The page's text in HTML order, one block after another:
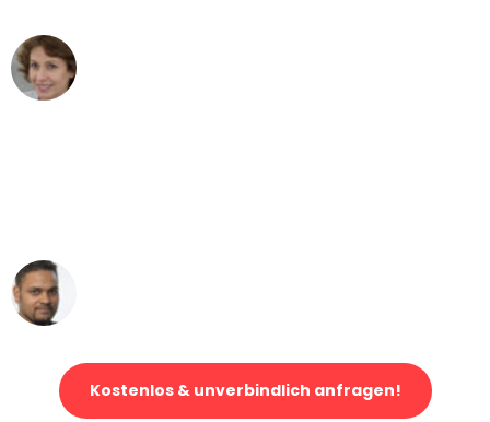
Kostenlos & unverbindlich anfragen!